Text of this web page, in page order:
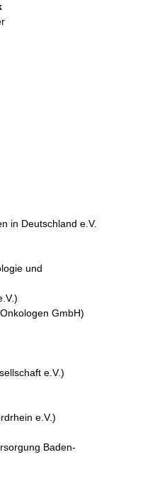
in Deutschland e.V.
und
GmbH)
e.V.)
e.V.)
Baden-